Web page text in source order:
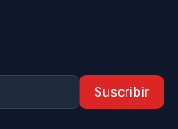
Suscribir